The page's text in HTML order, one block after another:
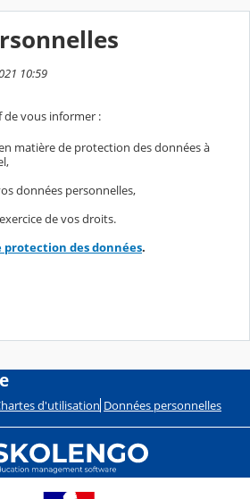
10:59
de vous informer :
matière de protection des données à
données personnelles,
de vos droits.
protection des données.
d'utilisation Données personnelles